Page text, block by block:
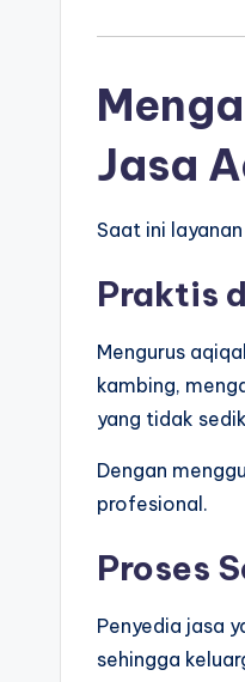
Jasa
Saat ini
Praktis
Mengurus
kambing,
yang tidak
Dengan
profesional.
Proses
Penyedia jasa
sehingga